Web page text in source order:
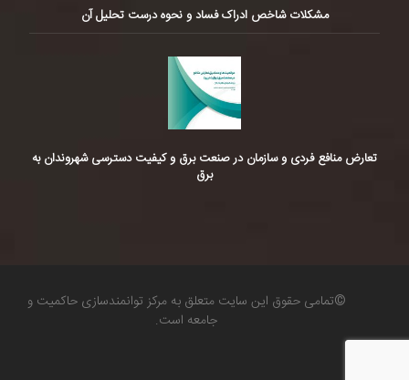
مشکلات شاخص ادراک فساد و نحوه درست تحلیل آن
تعارض منافع فردی و سازمان در صنعت برق و کیفیت دسترسی شهروندان به
برق
©تمامی حقوق این سایت متعلق به مرکز توانمندسازی حاکمیت و
جامعه است.